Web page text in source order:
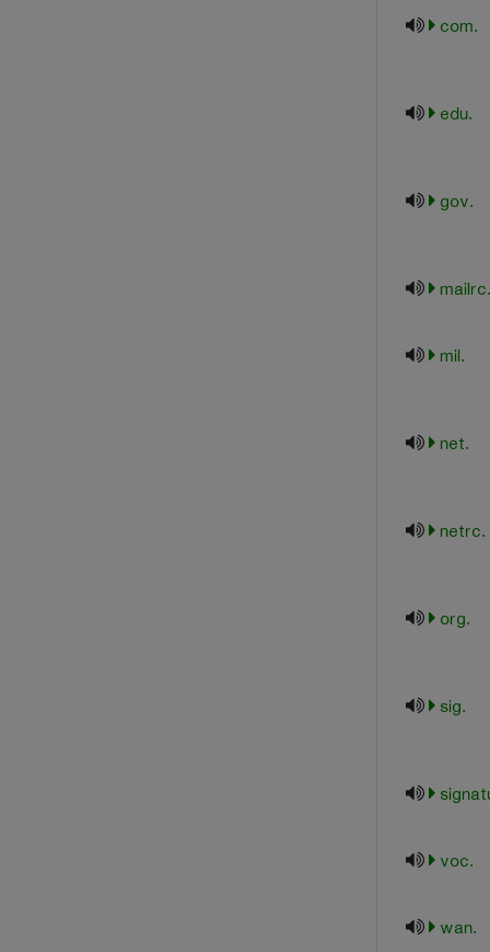
.com
.edu
.gov
.mailrc
.mil
.net
.netrc
.org
.sig
.voc
.wan